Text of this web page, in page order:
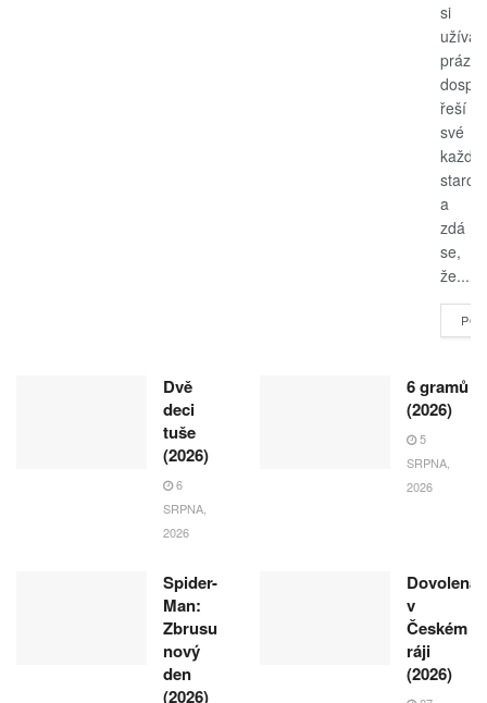
si
užívají
řeší
své
a
zdá
se,
že...
Dvě
deci
tuše
(2026)
6
SRPNA,
2026
6 gramů
(2026)
5
SRPNA,
2026
Spider-
Man:
Zbrusu
nový
den
(2026)
Dovolená
v
Českém
ráji
(2026)